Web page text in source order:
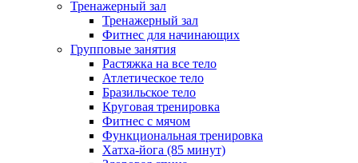
Тренажерный зал
Тренажерный зал
Фитнес для начинающих
Групповые занятия
Растяжка на все тело
Атлетическое тело
Бразильское тело
Круговая тренировка
Фитнес с мячом
Функциональная тренировка
Хатха-йога (85 минут)